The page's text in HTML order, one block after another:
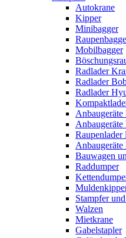
Autokrane
Kipper
Minibagger
Mobilbagger
Radlader
Radlader
Radlader
Anbaugeräte
Anbaugeräte
Raupenlader
Anbaugeräte
Bauwagen
Raddumper
Stampfer
Walzen
Mietkrane
Gabelstapler